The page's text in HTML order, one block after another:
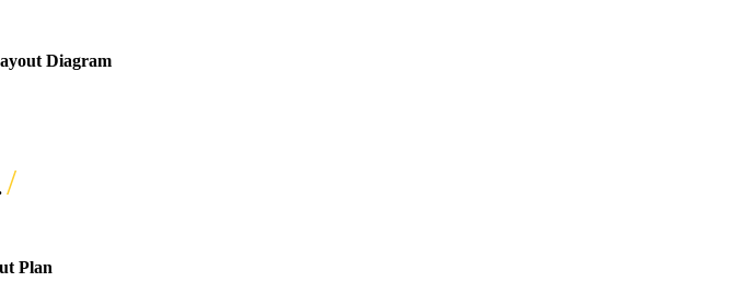
Diagram
/
Plan